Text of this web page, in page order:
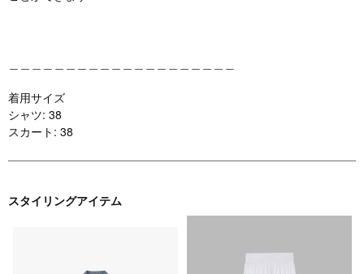
着用サイズ
シャツ: 38
スカート: 38
スタイリングアイテム